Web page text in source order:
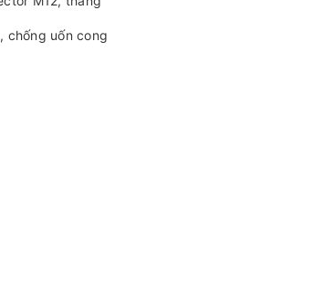
chống uốn cong